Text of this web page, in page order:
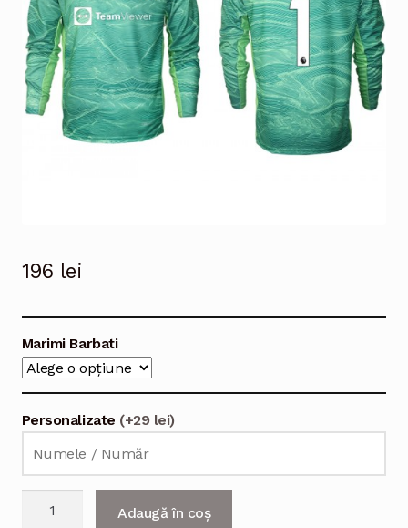
196 lei
Marimi Barbati
Personalizate (+29 lei)
Adaugă în coș